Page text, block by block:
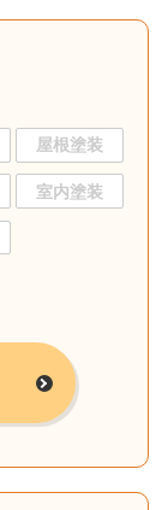
屋根塗装
室内塗装